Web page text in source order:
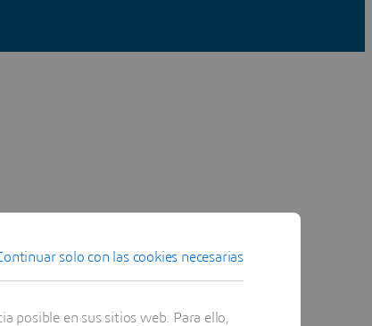
solo con las cookies necesarias
posible en sus sitios web. Para ello,